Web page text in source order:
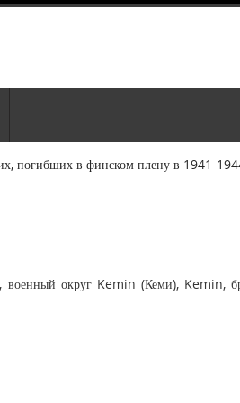
погибших в финском плену в 1941-
военный округ Kemin (Кеми), Kemin,